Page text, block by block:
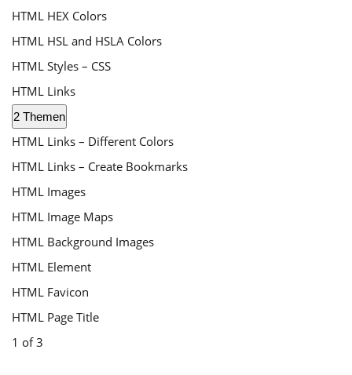
HTML HEX Colors
HTML HSL and HSLA Colors
HTML Styles – CSS
HTML Links
Expand
HTML Links
2 Themen
HTML Links – Different Colors
HTML Links – Create Bookmarks
HTML Images
HTML Image Maps
HTML Background Images
HTML Element
HTML Favicon
HTML Page Title
1 of 3